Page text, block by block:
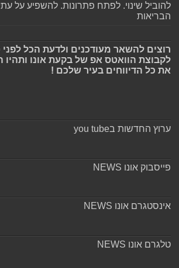
להוביל שינוי. לפתח פתרונות. להשפיע על
הבריאות
רוצים להשאר מעודכנים ולדעת הכל
לקבוצת הוואטס אפ של בקעת אונו ותהיו
את כל הדיווחים בעיר שלכם !
ערוץ החדשות בyou tube
פייסבוק אונו NEWS
אינסטגרם אונו NEWS
טלגרם אונו NEWS